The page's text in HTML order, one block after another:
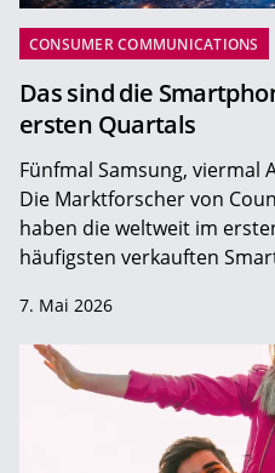
CONSUMER COMMUNICATIONS
Das sind die
ersten Quartals
Fünfmal Samsung, viermal
Die Marktforscher von
haben die weltweit im
häufigsten verkauften
7. Mai 2026